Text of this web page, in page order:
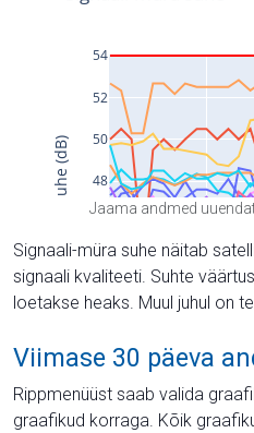
Jaama andmed
Signaali-müra suhe näitab
signaali kvaliteeti. Suhte
loetakse heaks. Muul juhul on
Viimase 30 päeva
Rippmenüüst saab valida
graafikud korraga. Kõik